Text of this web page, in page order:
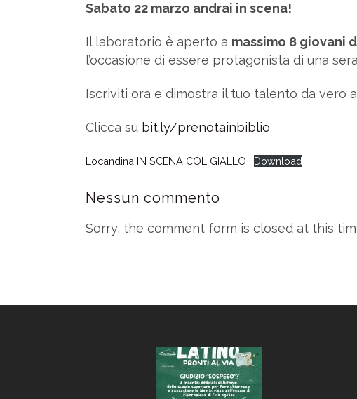
Sabato 22 marzo andrai in scena!
Il laboratorio è aperto a massimo 8 giovani
l’occasione di essere protagonista di una
Iscriviti ora e dimostra il tuo talento da vero
Clicca su bit.ly/prenotainbiblio
Locandina IN SCENA COL GIALLO Download
Nessun commento
Sorry, the comment form is closed at this